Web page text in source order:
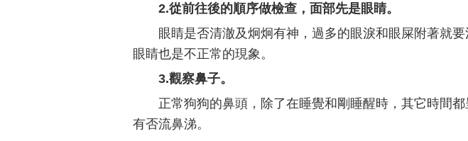
2.從前往後的順序做檢查，面部先是眼睛。
眼睛是否清澈及炯炯有神，過多的眼淚和眼屎附著就
眼睛也是不正常的現象。
3.觀察鼻子。
正常狗狗的鼻頭，除了在睡覺和剛睡醒時，其它時間
有否流鼻涕。